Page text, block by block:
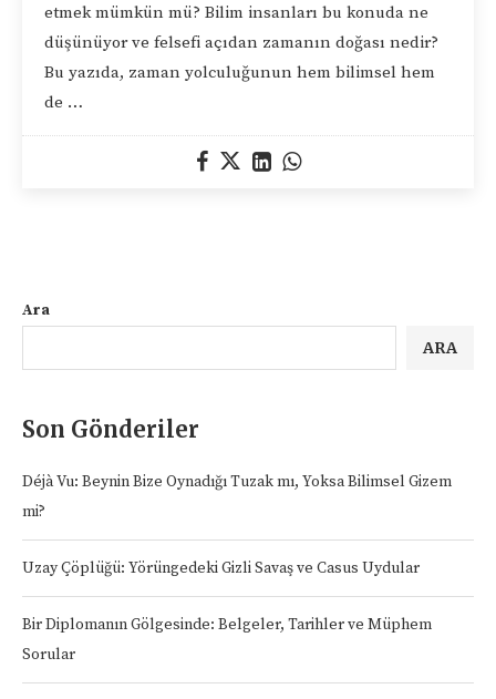
etmek mümkün mü? Bilim insanları bu konuda ne
düşünüyor ve felsefi açıdan zamanın doğası nedir?
Bu yazıda, zaman yolculuğunun hem bilimsel hem
de …
Ara
ARA
Son Gönderiler
Déjà Vu: Beynin Bize Oynadığı Tuzak mı, Yoksa Bilimsel Gizem
mi?
Uzay Çöplüğü: Yörüngedeki Gizli Savaş ve Casus Uydular
Bir Diplomanın Gölgesinde: Belgeler, Tarihler ve Müphem
Sorular